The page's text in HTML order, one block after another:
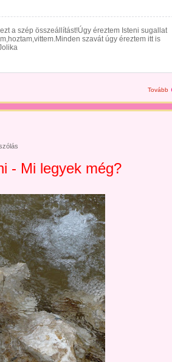
a szép összeállítást!Úgy éreztem Isteni sugallat
szavát úgy éreztem itt is
Tovább
- Mi legyek még?